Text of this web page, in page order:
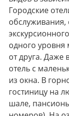
Городские
обслуживания,
одного уровня
от друга. Даже
отель с
из окна. В
гостиницу на
шале,